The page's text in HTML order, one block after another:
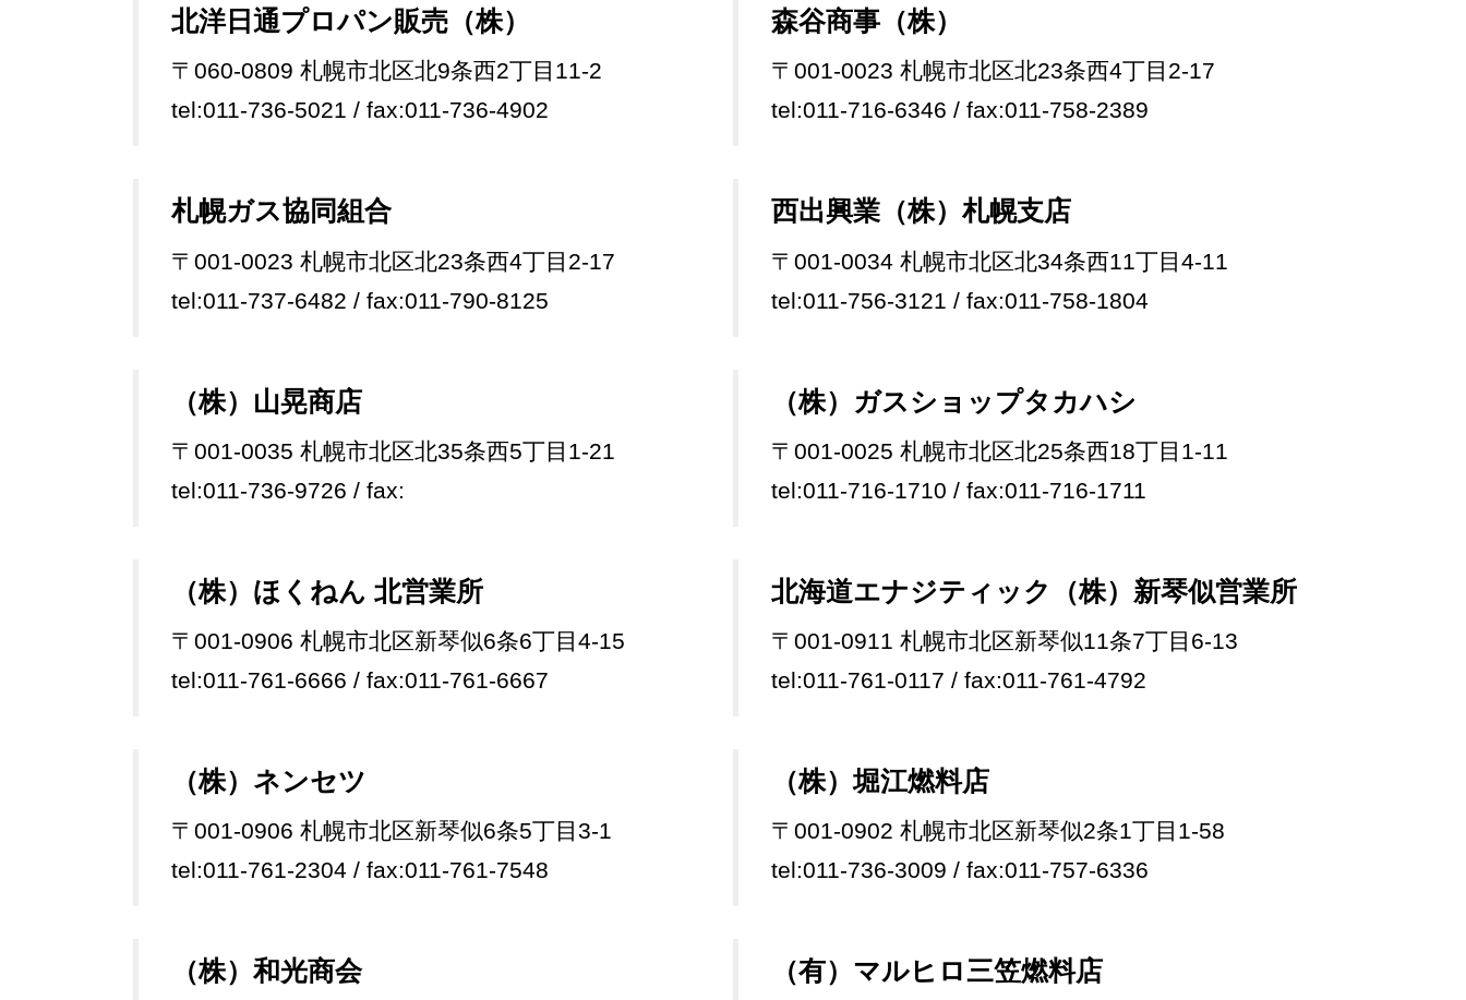
北洋日通プロパン販売（株）
〒060-0809 札幌市北区北9条西2丁目11-2
tel:011-736-5021 / fax:011-736-4902
森谷商事（株）
〒001-0023 札幌市北区北23条西4丁目2-17
tel:011-716-6346 / fax:011-758-2389
札幌ガス協同組合
〒001-0023 札幌市北区北23条西4丁目2-17
tel:011-737-6482 / fax:011-790-8125
西出興業（株）札幌支店
〒001-0034 札幌市北区北34条西11丁目4-11
tel:011-756-3121 / fax:011-758-1804
（株）山晃商店
〒001-0035 札幌市北区北35条西5丁目1-21
tel:011-736-9726 / fax:
（株）ガスショップタカハシ
〒001-0025 札幌市北区北25条西18丁目1-11
tel:011-716-1710 / fax:011-716-1711
（株）ほくねん 北営業所
〒001-0906 札幌市北区新琴似6条6丁目4-15
tel:011-761-6666 / fax:011-761-6667
北海道エナジティック（株）新琴似営業所
〒001-0911 札幌市北区新琴似11条7丁目6-13
tel:011-761-0117 / fax:011-761-4792
（株）ネンセツ
〒001-0906 札幌市北区新琴似6条5丁目3-1
tel:011-761-2304 / fax:011-761-7548
（株）堀江燃料店
〒001-0902 札幌市北区新琴似2条1丁目1-58
tel:011-736-3009 / fax:011-757-6336
（株）和光商会 （有）マルヒロ三笠燃料店